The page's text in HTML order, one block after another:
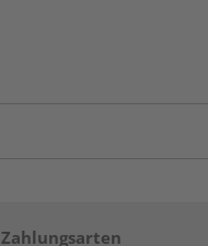
Zahlungsarten